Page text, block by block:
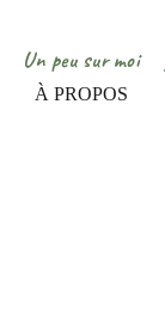
Un peu sur moi
À PROPOS